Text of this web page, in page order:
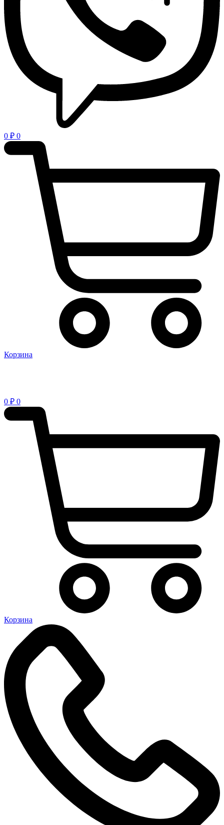
0 ₽ 0
Корзина
0 ₽ 0
Корзина